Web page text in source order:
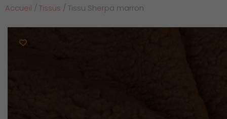
Accueil / Tissus / Tissu Sherpa marron